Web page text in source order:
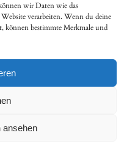
wir Daten wie das
verarbeiten. Wenn du deine
können bestimmte Merkmale und
ansehen
Social